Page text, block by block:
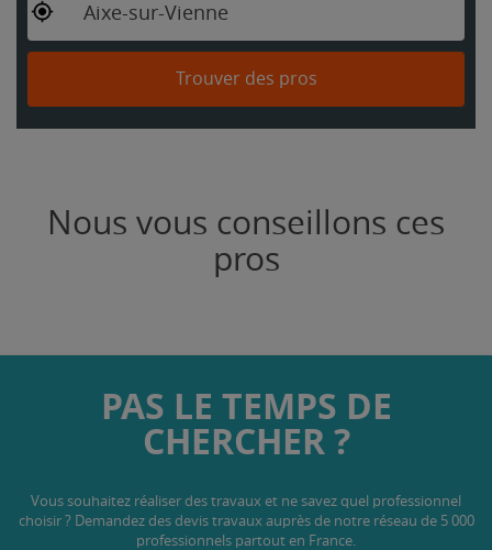
Aixe-sur-Vienne
Trouver des pros
Nous vous conseillons ces
pros
PAS LE TEMPS DE
CHERCHER ?
Vous souhaitez réaliser des travaux et ne savez quel professionnel
choisir ? Demandez des devis travaux auprès de notre réseau de 5 000
professionnels partout en France.